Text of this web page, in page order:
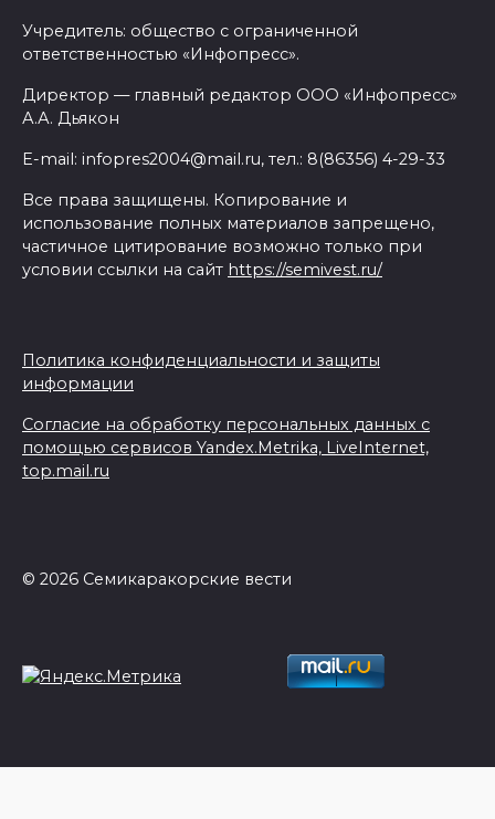
Учредитель: общество с ограниченной
ответственностью «Инфопресс».
Директор — главный редактор ООО «Инфопресс»
А.А. Дьякон
E-mail: infopres2004@mail.ru, тел.: 8(86356) 4-29-33
Все права защищены. Копирование и
использование полных материалов запрещено,
частичное цитирование возможно только при
условии ссылки на сайт https://semivest.ru/
Политика конфиденциальности и защиты
информации
Согласие на обработку персональных данных с
помощью сервисов Yandex.Metrika, LiveInternet,
top.mail.ru
© 2026 Семикаракорские вести